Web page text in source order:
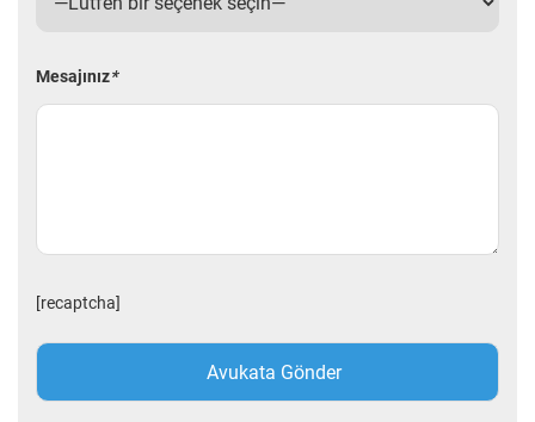
Mesajınız*
[recaptcha]